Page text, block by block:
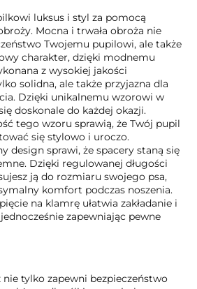
luksus i styl za pomocą
Mocna i trwała obroża nie
Twojemu pupilowi, ale także
charakter, dzięki modnemu
z wysokiej jakości
solidna, ale także przyjazna dla
Dzięki unikalnemu wzorowi w
doskonale do każdej okazji.
tego wzoru sprawią, że Twój pupil
się stylowo i uroczo.
design sprawi, że spacery staną się
Dzięki regulowanej długości
ją do rozmiaru swojego psa,
komfort podczas noszenia.
na klamrę ułatwia zakładanie i
zapewniając pewne
nie tylko zapewni bezpieczeństwo